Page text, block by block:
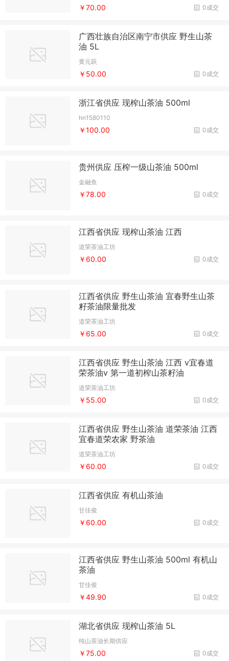
0成交
￥70.00
广西壮族自治区南宁市供应 野生山茶
油 5L
黄元跃
0成交
￥50.00
浙江省供应 现榨山茶油 500ml
hn1580110
0成交
￥100.00
贵州供应 压榨一级山茶油 500ml
金融鱼
0成交
￥78.00
江西省供应 现榨山茶油 江西
道荣茶油工坊
0成交
￥60.00
江西省供应 野生山茶油 宜春野生山茶
籽茶油限量批发
道荣茶油工坊
0成交
￥65.00
江西省供应 野生山茶油 江西 v宜春道
荣茶油v 第一道初榨山茶籽油
道荣茶油工坊
0成交
￥55.00
江西省供应 野生山茶油 道荣茶油 江西
宜春道荣农家 野茶油
道荣茶油工坊
0成交
￥60.00
江西省供应 有机山茶油
甘佳俊
0成交
￥60.00
江西省供应 野生山茶油 500ml 有机山
茶油
甘佳俊
0成交
￥49.90
湖北省供应 现榨山茶油 5L
纯山茶油长期供应
0成交
￥75.00